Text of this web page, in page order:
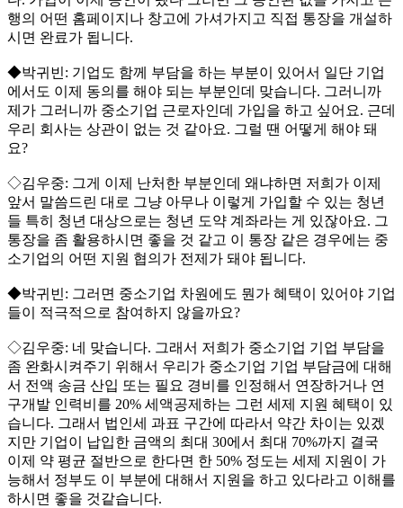
행의 어떤 홈페이지나 창고에 가셔가지고 직접 통장을 개설하
시면 완료가 됩니다.
◆박귀빈: 기업도 함께 부담을 하는 부분이 있어서 일단 기업
에서도 이제 동의를 해야 되는 부분인데 맞습니다. 그러니까
제가 그러니까 중소기업 근로자인데 가입을 하고 싶어요. 근데
우리 회사는 상관이 없는 것 같아요. 그럴 땐 어떻게 해야 돼
요?
◇김우중: 그게 이제 난처한 부분인데 왜냐하면 저희가 이제
앞서 말씀드린 대로 그냥 아무나 이렇게 가입할 수 있는 청년
들 특히 청년 대상으로는 청년 도약 계좌라는 게 있잖아요. 그
통장을 좀 활용하시면 좋을 것 같고 이 통장 같은 경우에는 중
소기업의 어떤 지원 협의가 전제가 돼야 됩니다.
◆박귀빈: 그러면 중소기업 차원에도 뭔가 혜택이 있어야 기업
들이 적극적으로 참여하지 않을까요?
◇김우중: 네 맞습니다. 그래서 저희가 중소기업 기업 부담을
좀 완화시켜주기 위해서 우리가 중소기업 기업 부담금에 대해
서 전액 송금 산입 또는 필요 경비를 인정해서 연장하거나 연
구개발 인력비를 20% 세액공제하는 그런 세제 지원 혜택이 있
습니다. 그래서 법인세 과표 구간에 따라서 약간 차이는 있겠
지만 기업이 납입한 금액의 최대 30에서 최대 70%까지 결국
이제 약 평균 절반으로 한다면 한 50% 정도는 세제 지원이 가
능해서 정부도 이 부분에 대해서 지원을 하고 있다라고 이해를
하시면 좋을 것같습니다.